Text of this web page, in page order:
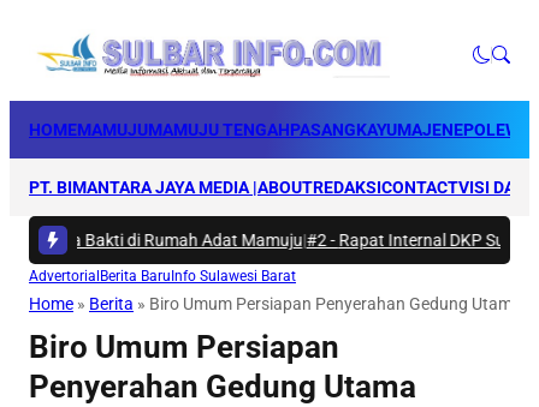
HOMEMAMUJUMAMUJU TENGAHPASANGKAYUMAJENE
PT. BIMANTARA JAYA MEDIA |ABOUTREDAKSICONTACTVISI DAN
Bakti di Rumah Adat Mamuju|#2 -Rapat Internal DKP Sulbar,
Advertorial Berita Baru Info Sulawesi Barat
Home » Berita » Biro Umum Persiapan Penyerahan Gedung Utama
Biro Umum Persiapan
Penyerahan Gedung Utama